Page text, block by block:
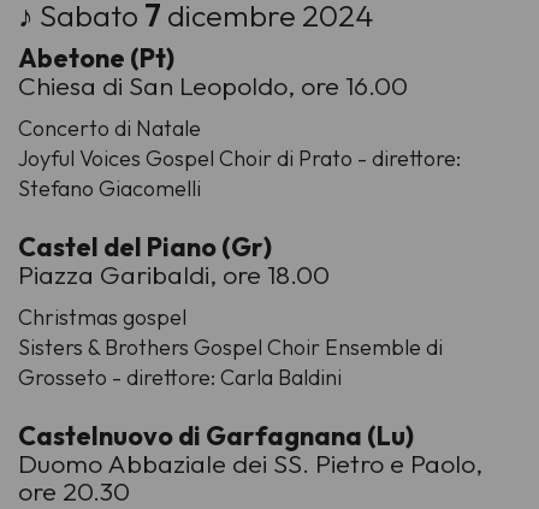
♪ Sabato 7 dicembre 2024
Abetone (Pt)
Chiesa di San Leopoldo, ore 16.00
Concerto di Natale
Joyful Voices Gospel Choir di Prato - direttore:
Stefano Giacomelli
Castel del Piano (Gr)
Piazza Garibaldi, ore 18.00
Christmas gospel
Sisters & Brothers Gospel Choir Ensemble di
Grosseto - direttore: Carla Baldini
Castelnuovo di Garfagnana (Lu)
Duomo Abbaziale dei SS. Pietro e Paolo,
ore 20.30